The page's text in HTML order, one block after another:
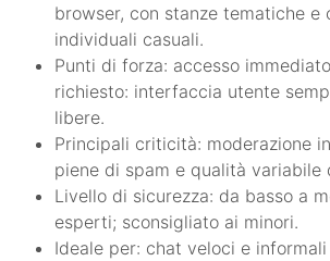
browser, con stanze tematiche e
individuali casuali.
Punti di forza: accesso
richiesto: interfaccia utente
libere.
Principali criticità: moderazione
piene di spam e qualità variabile
Livello di sicurezza: da basso a
esperti; sconsigliato ai minori.
Ideale per: chat veloci e